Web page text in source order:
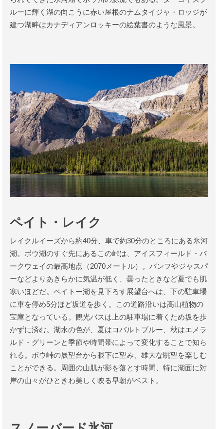
ルーに輝く湖の向こうに赤い屋根のナムタイジャ・ロッジが
建つ湖畔はカナディアンロッキーの絵葉書のような風景。
ペイト・レイク
レイクルイーズから約40分、車で約30分のところにある氷河
湖。ボウ湖のすぐ先にあるこの峠は、アイスフィールド・パ
ークウェイの最高地点（2070メートル）。バンフやジャスパ
ーなどよりあきらかに気温が低く、曇ったときなど夏でも肌
寒いほどだ。ペイトー湖を見下ろす展望台へは、下の駐車場
に車を停め5分ほど坂道を歩く。この道路沿いは高山植物の
宝庫となっている。観光バスは上の駐車場に着くため坂を歩
かずに済む。湖水の色が、夏はコバルトブルー、秋はエメラ
ルド・グリーンと季節や時間帯によって変化することで知ら
れる。ボウ峠の展望台から眼下に望み、雄大な眺望を楽しむ
ことができる。周囲の山肌が影を落とす時間、特に湖面に対
岸の山々がひときわ美しく映る早朝がベスト。